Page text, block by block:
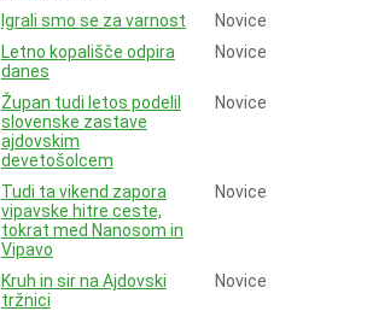
Igrali smo se za varnost
Novice
Letno kopališče odpira
danes
Novice
Župan tudi letos podelil
slovenske zastave
ajdovskim
devetošolcem
Novice
Tudi ta vikend zapora
vipavske hitre ceste,
tokrat med Nanosom in
Vipavo
Novice
Kruh in sir na Ajdovski
tržnici
Novice